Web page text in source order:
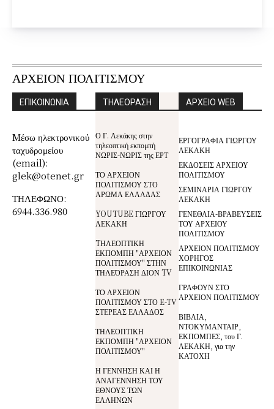
ΑΡΧΕΙΟΝ ΠΟΛΙΤΙΣΜΟΥ
ΕΠΙΚΟΙΝΩΝΙΑ
Mέσω ηλεκτρονικού
ταχυδρομείου
(email):
glek@otenet.gr
ΤΗΛΕΦΩΝΟ:
6944.336.980
ΤΗΛΕΟΡΑΣΗ
Ο Γ. Λεκάκης στην
τηλεοπτική εκπομπή
ΝΩΡΙΣ-ΝΩΡΙΣ της ΕΡΤ
ΤΟ ΑΡΧΕΙΟΝ
ΠΟΛΙΤΙΣΜΟΥ ΣΤΟ
ΑΡΩΜΑ ΕΛΛΑΔΑΣ
YOUTUBE ΓΙΩΡΓΟΥ
ΛΕΚΑΚΗ
TΗΛΕΟΠΤΙΚΗ
ΕΚΠΟΜΠΗ "ΑΡΧΕΙΟΝ
ΠΟΛΙΤΙΣΜΟΥ" ΣΤΗΝ
ΤΗΛΕΌΡΑΣΗ ΔΙΟΝ TV
ΤΟ ΑΡΧΕΙΟΝ
ΠΟΛΙΤΙΣΜΟΥ ΣΤΟ E-TV
ΣΤΕΡΕΑΣ ΕΛΛΑΔΟΣ
ΤΗΛΕΟΠΤΙΚΗ
ΕΚΠΟΜΠΗ "ΑΡΧΕΙΟΝ
ΠΟΛΙΤΙΣΜΟΥ"
Η ΓΕΝΝΗΣΗ ΚΑΙ Η
ΑΝΑΓΕΝΝΗΣΗ ΤΟΥ
ΕΘΝΟΥΣ ΤΩΝ
ΕΛΛΗΝΩΝ
ΑΡΧΕΙΟ WEB
ΕΡΓΟΓΡΑΦΙΑ ΓΙΩΡΓΟΥ
ΛΕΚΑΚΗ
ΕΚΔΟΣΕΙΣ ΑΡΧΕΙΟΥ
ΠΟΛΙΤΙΣΜΟΥ
ΣΕΜΙΝΑΡΙΑ ΓΙΩΡΓΟΥ
ΛΕΚΑΚΗ
ΓΕΝΕΘΛΙΑ-ΒΡΑΒΕΥΣΕΙΣ
ΤΟΥ ΑΡΧΕΙΟΥ
ΠΟΛΙΤΙΣΜΟΥ
ΑΡΧΕΙΟΝ ΠΟΛΙΤΙΣΜΟΥ
ΧΟΡΗΓΟΣ
ΕΠΙΚΟΙΝΩΝΙΑΣ
ΓΡΑΦΟΥΝ ΣΤΟ
ΑΡΧΕΙΟΝ ΠΟΛΙΤΙΣΜΟΥ
ΒΙΒΛΙΑ,
ΝΤΟΚΥΜΑΝΤΑΙΡ,
ΕΚΠΟΜΠΕΣ, του Γ.
ΛΕΚΑΚΗ, για την
ΚΑΤΟΧΗ